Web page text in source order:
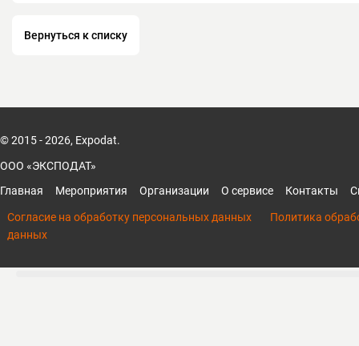
Вернуться к списку
© 2015 - 2026, Expodat.
ООО «ЭКСПОДАТ»
Главная
Мероприятия Организации О сервисе Контакты
Согласие на обработку персональных данных
Политика
данных